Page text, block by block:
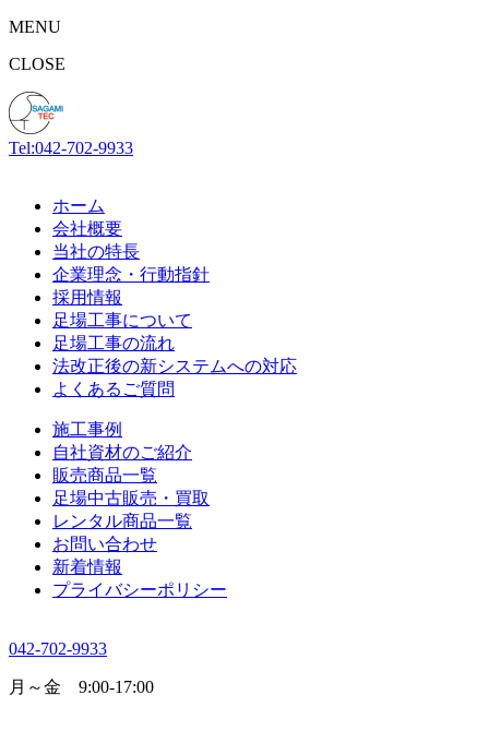
MENU
CLOSE
Tel:042-702-9933
ホーム
会社概要
当社の特長
企業理念・行動指針
採用情報
足場工事について
足場工事の流れ
法改正後の新システムへの対応
よくあるご質問
施工事例
自社資材のご紹介
販売商品一覧
足場中古販売・買取
レンタル商品一覧
お問い合わせ
新着情報
プライバシーポリシー
042-702-9933
月～金 9:00-17:00